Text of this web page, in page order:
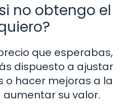
no obtengo el
que esperabas,
dispuesto a ajustar
o hacer mejoras a la
su valor.